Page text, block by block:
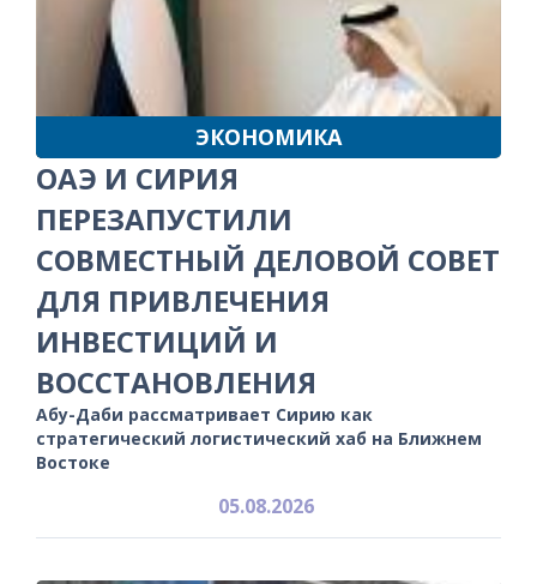
ЭКОНОМИКА
ОАЭ И СИРИЯ
ПЕРЕЗАПУСТИЛИ
СОВМЕСТНЫЙ ДЕЛОВОЙ СОВЕТ
ДЛЯ ПРИВЛЕЧЕНИЯ
ИНВЕСТИЦИЙ И
ВОССТАНОВЛЕНИЯ
Абу-Даби рассматривает Сирию как
стратегический логистический хаб на Ближнем
Востоке
05.08.2026